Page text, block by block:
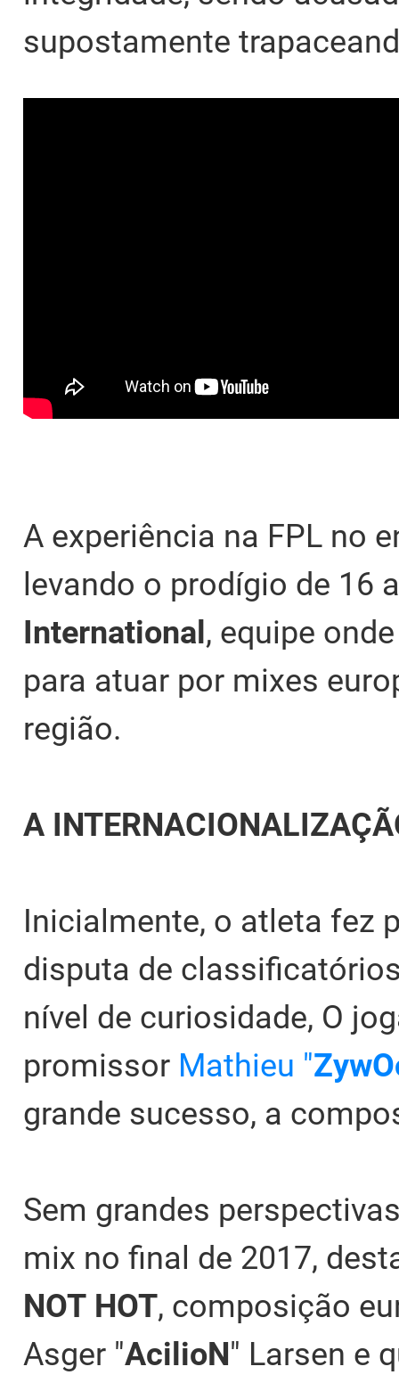
supostamente
A experiência na FPL no
levando o prodígio de 16
International , equipe
para atuar por mixes
região.
A
Inicialmente, o atleta fez
disputa de
nível de curiosidade, O
promissor Mathieu "
grande sucesso, a
Sem grandes
mix no final de 2017,
NOT HOT, composição
Asger "AcilioN" Larsen e